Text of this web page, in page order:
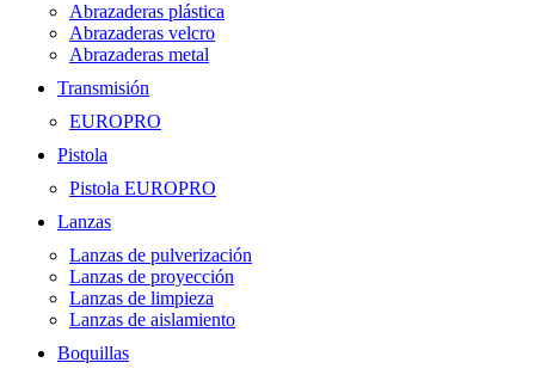
Abrazaderas plástica
Abrazaderas velcro
Abrazaderas metal
Transmisión
EUROPRO
Pistola
Pistola EUROPRO
Lanzas
Lanzas de pulverización
Lanzas de proyección
Lanzas de limpieza
Lanzas de aislamiento
Boquillas